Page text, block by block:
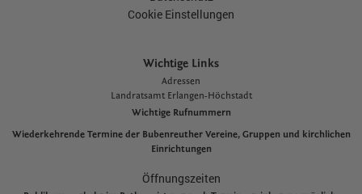
Cookie Einstellungen
Wichtige Links
Adressen
Landratsamt Erlangen-Höchstadt
Wichtige Rufnummern
Wiederkehrende Termine der Bubenreuther Vereine, Gruppen und kirchlichen
Einrichtungen
Öffnungszeiten